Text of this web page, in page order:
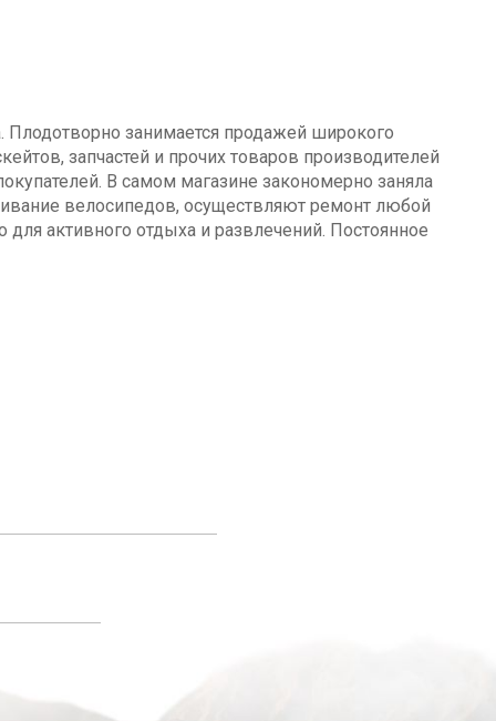
Плодотворно занимается продажей широкого
запчастей и прочих товаров производителей
В самом магазине закономерно заняла
велосипедов, осуществляют ремонт любой
для активного отдыха и развлечений. Постоянное